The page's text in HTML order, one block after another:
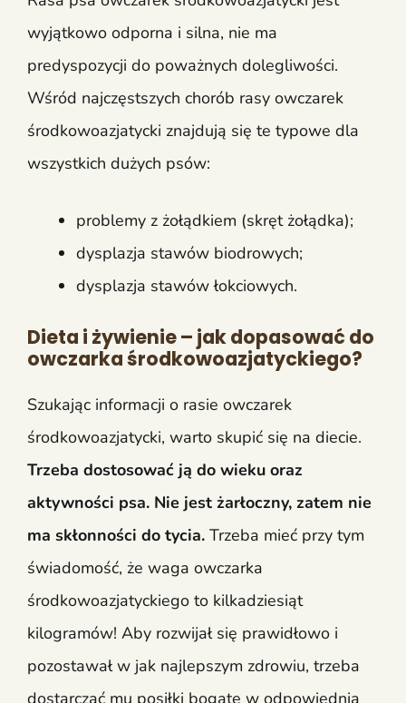
wyjątkowo odporna i silna, nie ma
predyspozycji do poważnych dolegliwości.
Wśród najczęstszych chorób rasy owczarek
środkowoazjatycki znajdują się te typowe dla
wszystkich dużych psów:
problemy z żołądkiem (skręt żołądka);
dysplazja stawów biodrowych;
dysplazja stawów łokciowych.
Dieta i żywienie – jak dopasować do
owczarka środkowoazjatyckiego?
Szukając informacji o rasie owczarek
środkowoazjatycki, warto skupić się na diecie.
Trzeba dostosować ją do wieku oraz
aktywności psa. Nie jest żarłoczny, zatem nie
ma skłonności do tycia. Trzeba mieć przy tym
świadomość, że waga owczarka
środkowoazjatyckiego to kilkadziesiąt
kilogramów! Aby rozwijał się prawidłowo i
pozostawał w jak najlepszym zdrowiu, trzeba
dostarczać mu posiłki bogate w odpowiednią